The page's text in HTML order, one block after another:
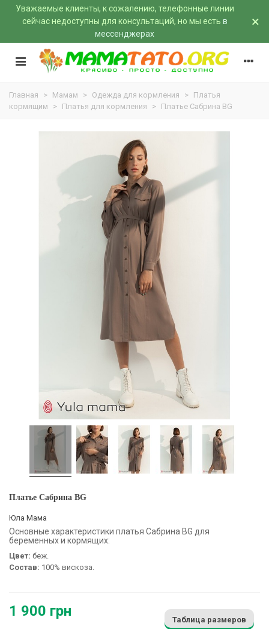
Уважаемые клиенты, к сожалению, телефонные линии
сейчас недоступны для консультаций, но мы есть в
мессенджерах
×
Главная > Мамам > Одежда для кормления > Платья
кормящим
> Платья для кормления > Платье Сабрина BG
Платье Сабрина BG
Юла Мама
Основные характеристики платья Сабрина BG для
беременных и кормящих:
Цвет: беж.
Состав: 100% вискоза.
1 900 грн
Таблица размеров